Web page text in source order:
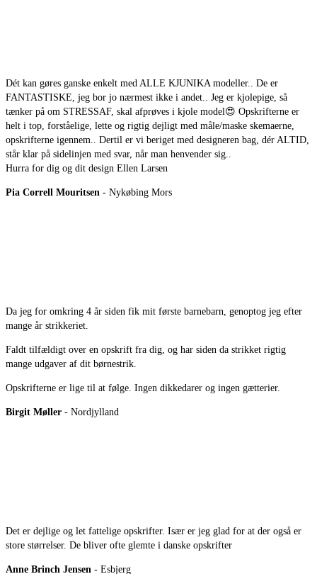
Dét kan gøres ganske enkelt med ALLE KJUNIKA modeller.. De er
FANTASTISKE, jeg bor jo nærmest ikke i andet.. Jeg er kjolepige, så
tænker på om STRESSAF, skal afprøves i kjole model 😍 Opskrifterne er
helt i top, forståelige, lette og rigtig dejligt med måle/maske skemaerne,
opskrifterne igennem.. Dertil er vi beriget med designeren bag, dér ALTID,
står klar på sidelinjen med svar, når man henvender sig..
Hurra for dig og dit design Ellen Larsen
Pia Correll Mouritsen - Nykøbing Mors
Da jeg for omkring 4 år siden fik mit første barnebarn, genoptog jeg efter
mange år strikkeriet.
Faldt tilfældigt over en opskrift fra dig, og har siden da strikket rigtig
mange udgaver af dit børnestrik.
Opskrifterne er lige til at følge. Ingen dikkedarer og ingen gætterier.
Birgit Møller - Nordjylland
Det er dejlige og let fattelige opskrifter. Især er jeg glad for at der også er
store størrelser. De bliver ofte glemte i danske opskrifter
Anne Brinch Jensen - Esbjerg